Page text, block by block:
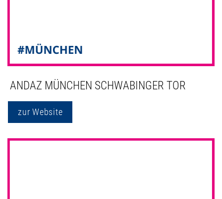
ANDAZ MÜNCHEN SCHWABINGER TOR
zur Website